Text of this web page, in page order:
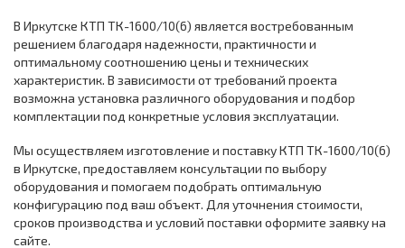
В Иркутске КТП ТК-1600/10(6) является востребованным
решением благодаря надежности, практичности и
оптимальному соотношению цены и технических
характеристик. В зависимости от требований проекта
возможна установка различного оборудования и подбор
комплектации под конкретные условия эксплуатации.
Мы осуществляем изготовление и поставку КТП ТК-1600/10(6)
в Иркутске, предоставляем консультации по выбору
оборудования и помогаем подобрать оптимальную
конфигурацию под ваш объект. Для уточнения стоимости,
сроков производства и условий поставки оформите заявку на
сайте.